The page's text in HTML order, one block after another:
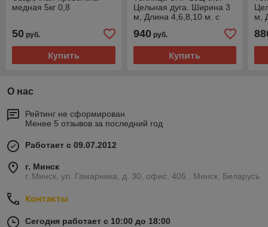
медная 5кг 0,8
50 руб.
Купить
Цельная дуга. Ширина 3
м, Длина 4,6,8,10 м. с
940руб.
Купить
м,
О нас
Рейтинг не сформирован
Менее 5 отзывов за последний год
Работает с 09.07.2012
г. Минск
г. Минск, ул. Гамарника, д. 30, офис. 405 , Минск, Беларусь
Контакты
Сегодня работает с 10:00 до 18:00